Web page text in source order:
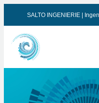
SALTO INGENIERIE |